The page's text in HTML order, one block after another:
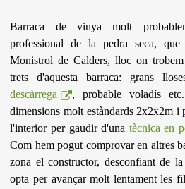
Barraca de vinya molt
professional de la pedra seca,
Monistrol de Calders, lloc on
trets d'aquesta barraca: grans
descàrrega
, probable voladís
dimensions molt estàndards 2x2x2m i
l'interior per gaudir d'una tècnica en
Com hem pogut comprovar en altres
zona el constructor, desconfiant de
opta per avançar molt lentament les